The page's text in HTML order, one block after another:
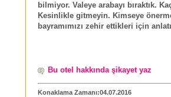
bilmiyor. Valeye arabayı bıraktık.
Kesinlikle gitmeyin. Kimseye
bayramımızı zehir ettikleri için
Bu otel hakkında şikayet yaz
Konaklama Zamanı:04.07.2016